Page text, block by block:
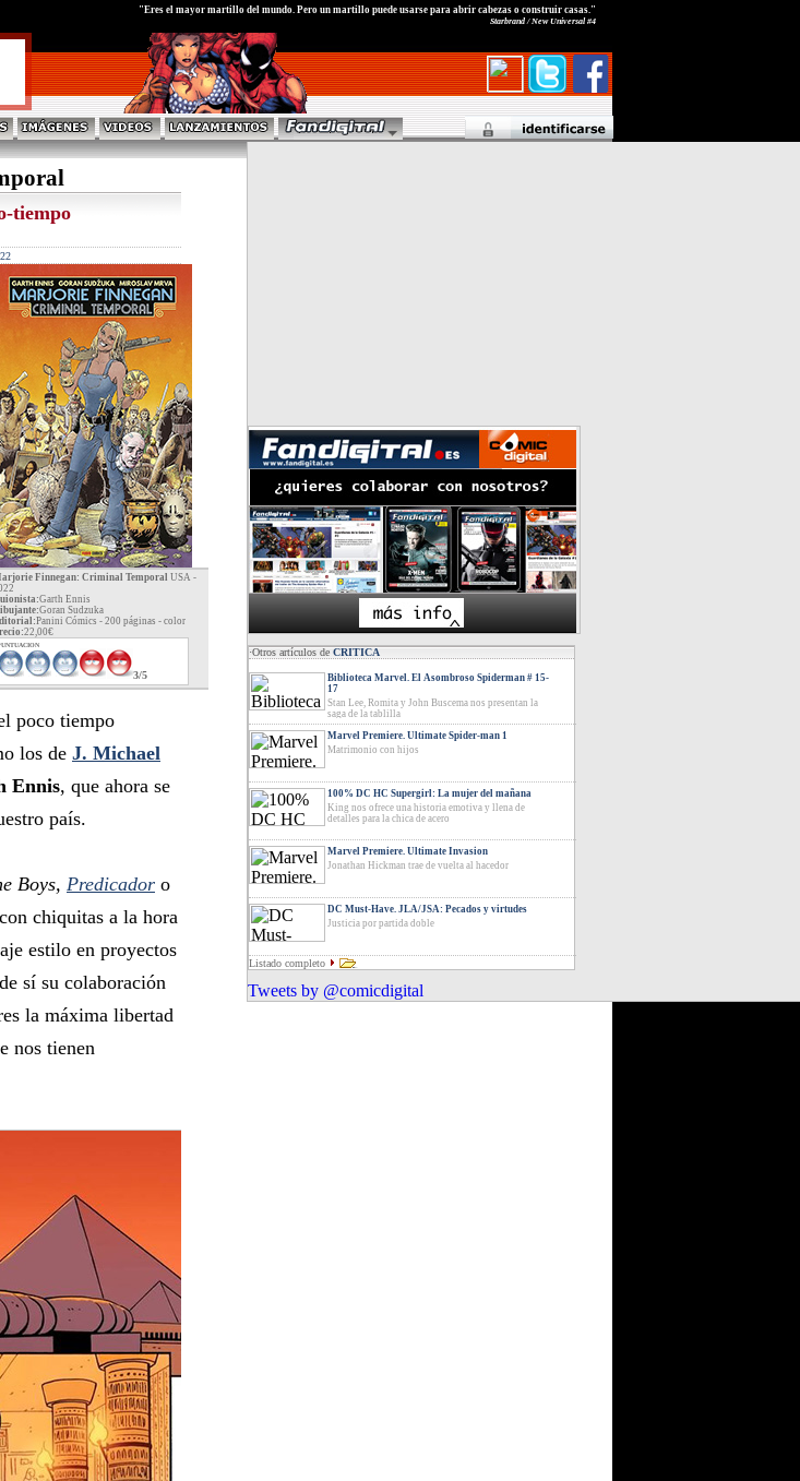
"Eres el mayor martillo del mundo. Pero un martillo puede usarse para abrir cabezas o construir casas."
Starbrand / New Universal #4
tiempo
Finnegan: Criminal Temporal USA -
Garth Ennis
Goran Sudzuka
Panini Cómics - 200 páginas - color
22,00€
3/5
poco tiempo
los de J. Michael
Ennis, que ahora se
país.
Boys, Predicador o
chiquitas a la hora
estilo en proyectos
sí su colaboración
la máxima libertad
nos tienen
·Otros artículos deCRITICA
Biblioteca Marvel. El Asombroso Spiderman # 15-
17
Stan Lee, Romita y John Buscema nos presentan la
saga de la tablilla
Marvel Premiere. Ultimate Spider-man 1
Matrimonio con hijos
100% DC HC Supergirl: La mujer del mañana
King nos ofrece una historia emotiva y llena de
detalles para la chica de acero
Marvel Premiere. Ultimate Invasion
Jonathan Hickman trae de vuelta al hacedor
DC Must-Have. JLA/JSA: Pecados y virtudes
Justicia por partida doble
Listado completo
Tweets by @comicdigital